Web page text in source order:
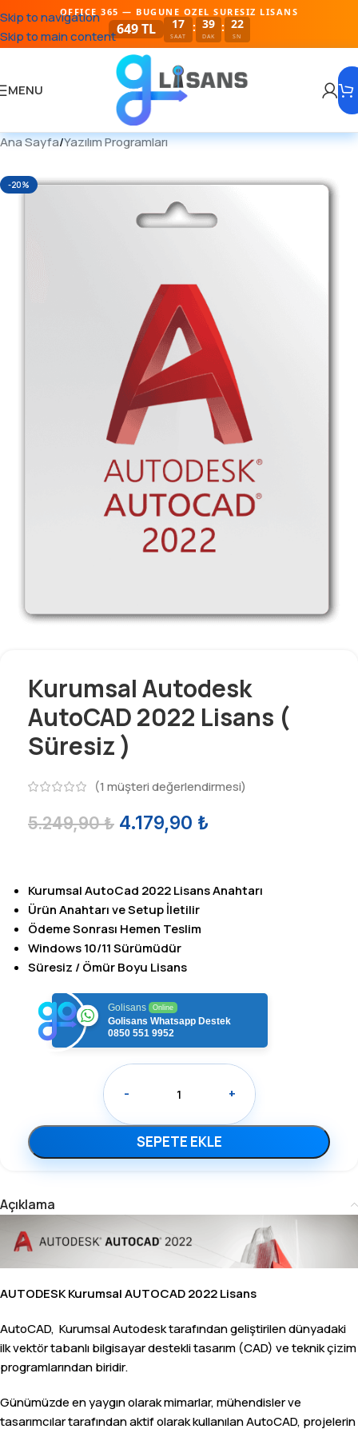
Skip to navigation
Skip to main content
OFFICE 365 — BUGUNE OZEL SURESIZ LISANS
649 TL 17
SAAT
: 39
DAK
: 21
SN
MENU
Ana Sayfa/Yazılım Programları
-20%
Kurumsal Autodesk
AutoCAD 2022 Lisans (
Süresiz )
(1 müşteri değerlendirmesi)
5.249,90₺ 4.179,90 ₺
Kurumsal AutoCad 2022 Lisans Anahtarı
Ürün Anahtarı ve Setup İletilir
Ödeme Sonrası Hemen Teslim
Windows 10/11 Sürümüdür
Süresiz / Ömür Boyu Lisans
Golisans Online
Golisans Whatsapp Destek
0850 551 9952
- +
SEPETE EKLE
Açıklama
AUTODESK Kurumsal AUTOCAD 2022 Lisans
AutoCAD, Kurumsal Autodesk tarafından geliştirilen dünyadaki
ilk vektör tabanlı bilgisayar destekli tasarım (CAD) ve teknik çizim
programlarından biridir.
Günümüzde en yaygın olarak mimarlar, mühendisler ve
tasarımcılar tarafından aktif olarak kullanılan AutoCAD, projelerin